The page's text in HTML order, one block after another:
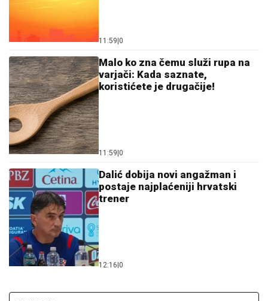
Evo u kojim banjama važi vaučer od 10.000 dinara -
kompletan spisak destinacija u Srbiji
06. 08. 2026 07:08
Letnje večeri u gradu više nisu rezervisane za vikend:
Zašto sve više ljudi bira večeru koja se spontano
pretvori u druženje
23. 07. 2026 12:47